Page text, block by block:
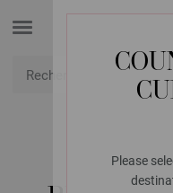
Please